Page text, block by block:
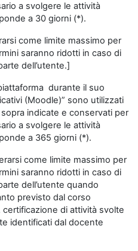
a svolgere le attività
a 30 giorni (*).
come limite massimo per
saranno ridotti in caso di
dell’utente.]
durante il suo
(Moodle)” sono utilizzati
indicate e conservati per
a svolgere le attività
a 365 giorni (*).
come limite massimo per
saranno ridotti in caso di
dell’utente quando
previsto dal corso
di attività svolte
identificati dal docente